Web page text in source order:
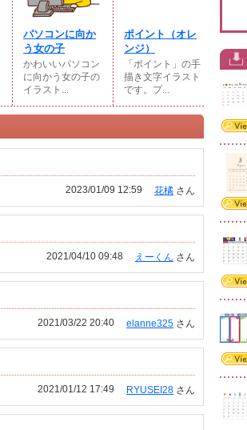
パソコンに向か
う女の子
かわいいパソコン
に向かう女の子の
イラスト...
ポイント（オレ
ンジ）
「ポイント」の手
描き文字イラスト
です。プ...
花橘 さん
2023/01/09 12:59
えーくん さん
2021/04/10 09:48
elanne325 さん
2021/03/22 20:40
RYUSEI28 さん
2021/01/12 17:49